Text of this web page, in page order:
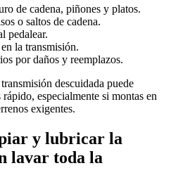
de cadena, piñones y platos.
o saltos de cadena.
pedalear.
la transmisión.
por daños y reemplazos.
descuidada puede
rápido, especialmente si montas en
exigentes.
y lubricar la
lavar toda la